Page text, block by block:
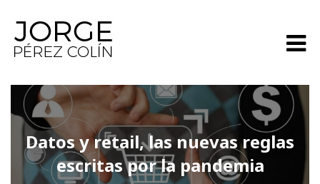
Datos y retail, las nuevas reglas
escritas por la pandemia